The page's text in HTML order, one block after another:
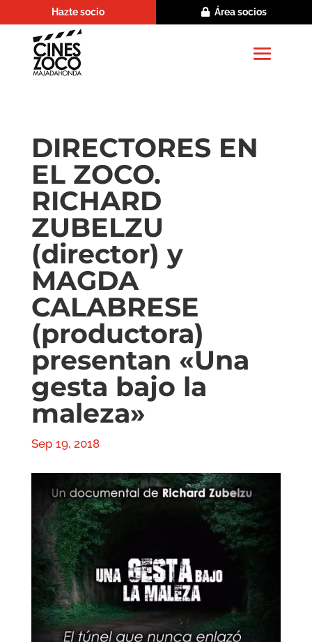
Hazte socio Área socios
DIRECTORES EN
EL ZOCO.
RICHARD
ZUBELZU
(director) y
MAGDA
CALABRESE
(productora)
presentan «Una
gesta bajo la
maleza»
Sep 19, 2018